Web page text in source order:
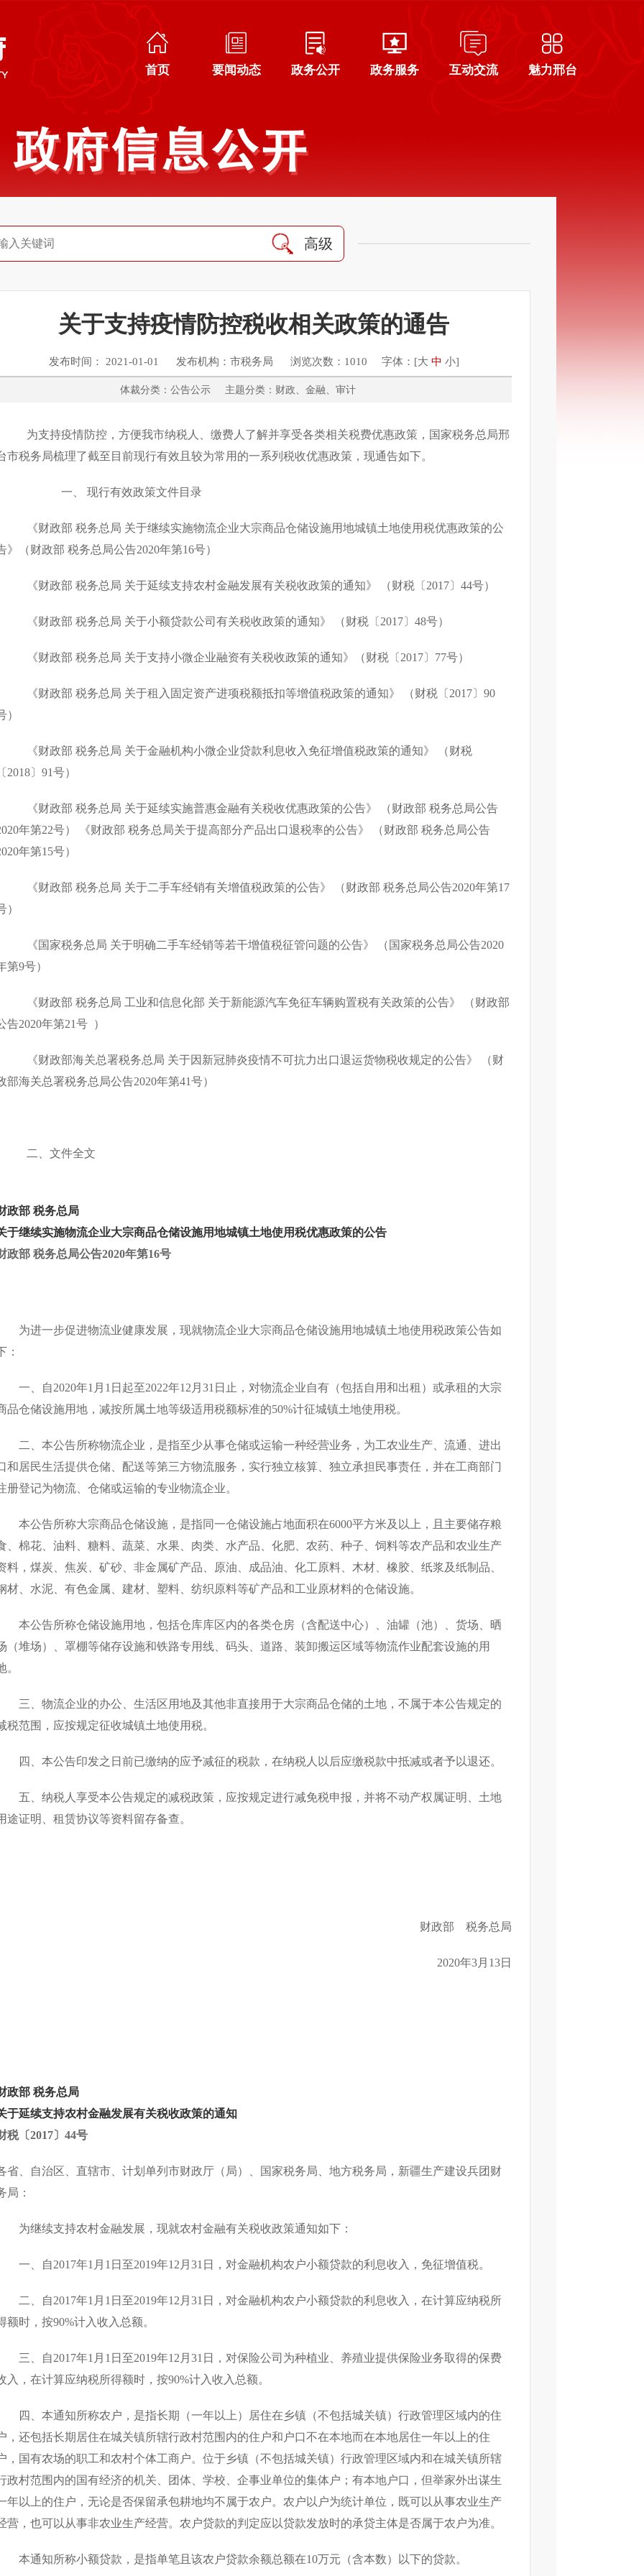
首页 要闻动态 政务公开 政务服务 互动交流 魅力邢台
高级
关于支持疫情防控税收相关政策的通告
发布时间： 2021-01-01 发布机构：市税务局 浏览次数：1010 字体：[大 中 小]
体裁分类：公告公示 主题分类：财政、金融、审计
为支持疫情防控，方便我市纳税人、缴费人了解并享受各类相关税费优惠政策，国家税务总局邢
市税务局梳理了截至目前现行有效且较为常用的一系列税收优惠政策，现通告如下。
一、 现行有效政策文件目录
《财政部 税务总局 关于继续实施物流企业大宗商品仓储设施用地城镇土地使用税优惠政策的公
》（财政部 税务总局公告2020年第16号）
《财政部 税务总局 关于延续支持农村金融发展有关税收政策的通知》 （财税〔 2017〕 44号）
《财政部 税务总局 关于小额贷款公司有关税收政策的通知》 （财税〔 2017〕 48号）
《财政部 税务总局 关于支持小微企业融资有关税收政策的通知》（财税〔 2017〕 77号）
《财政部 税务总局 关于租入固定资产进项税额抵扣等增值税政策的通知》 （财税〔 2017〕 90
）
《财政部 税务总局 关于金融机构小微企业贷款利息收入免征增值税政策的通知》 （财税
2018〕 91号）
《财政部 税务总局 关于延续实施普惠金融有关税收优惠政策的公告》 （财政部 税务总局公告
年第22号）
《财政部 税务总局关于提高部分产品出口退税率的公告》 （财政部 税务总局公告
年第15号）
《财政部 税务总局 关于二手车经销有关增值税政策的公告》 （财政部 税务总局公告2020年第17
）
《国家税务总局 关于明确二手车经销等若干增值税征管问题的公告》 （国家税务总局公告2020
第9号）
《财政部 税务总局 工业和信息化部 关于新能源汽车免征车辆购置税有关政策的公告》 （财政部
告2020年第21号 ）
《财政部海关总署税务总局 关于因新冠肺炎疫情不可抗力出口退运货物税收规定的公告》 （财
部海关总署税务总局公告2020年第41号）
二、文件全文
政部 税务总局
于继续实施物流企业大宗商品仓储设施用地城镇土地使用税优惠政策的公告
政部 税务总局公告2020年第16号
为进一步促进物流业健康发展，现就物流企业大宗商品仓储设施用地城镇土地使用税政策公告如
：
一、自2020年1 月 1 日起至2022年12 月 31 日止，对物流企业自有（包括自用和出租）或承租的大宗
品仓储设施用地，减按所属土地等级适用税额标准的50%计征城镇土地使用税。
二、本公告所称物流企业，是指至少从事仓储或运输一种经营业务，为工农业生产、流通、进出
和居民生活提供仓储、配送等第三方物流服务，实行独立核算、独立承担民事责任，并在工商部门
册登记为物流、仓储或运输的专业物流企业。
本公告所称大宗商品仓储设施，是指同一仓储设施占地面积在6000平方米及以上，且主要储存粮
、棉花、油料、糖料、蔬菜、水果、肉类、水产品、化肥、农药、种子、饲料等农产品和农业生产
料，煤炭、焦炭、矿砂、非金属矿产品、原油、成品油、化工原料、木材、橡胶、纸浆及纸制品、
材、水泥、有色金属、建材、塑料、纺织原料等矿产品和工业原材料的仓储设施。
本公告所称仓储设施用地，包括仓库库区内的各类仓房（含配送中心）、油罐（池）、货场、晒
（堆场）、罩棚等储存设施和铁路专用线、码头、道路、装卸搬运区域等物流作业配套设施的用
。
三、物流企业的办公、生活区用地及其他非直接用于大宗商品仓储的土地，不属于本公告规定的
税范围，应按规定征收城镇土地使用税。
四、本公告印发之日前已缴纳的应予减征的税款，在纳税人以后应缴税款中抵减或者予以退还。
五、纳税人享受本公告规定的减税政策，应按规定进行减免税申报，并将不动产权属证明、土地
途证明、租赁协议等资料留存备查。
财政部 税务总局
2020年3月 13日
政部 税务总局
于延续支持农村金融发展有关税收政策的通知
税〔2017〕44号
省、自治区、直辖市、计划单列市财政厅（局）、国家税务局、地方税务局，新疆生产建设兵团财
局：
继续支持农村金融发展，现就农村金融有关税收政策通知如下：
、自2017年1 月 1 日至2019年12 月 31 日，对金融机构农户小额贷款的利息收入，免征增值税。
、自2017年1 月 1 日至2019年12 月 31 日，对金融机构农户小额贷款的利息收入，在计算应纳税所
额时，按90%计入收入总额。
、自2017年1 月 1 日至2019年12 月 31 日，对保险公司为种植业、养殖业提供保险业务取得的保费
入，在计算应纳税所得额时，按90%计入收入总额。
、本通知所称农户，是指长期（一年以上）居住在乡镇（不包括城关镇）行政管理区域内的住
，还包括长期居住在城关镇所辖行政村范围内的住户和户口不在本地而在本地居住一年以上的住
，国有农场的职工和农村个体工商户。位于乡镇（不包括城关镇）行政管理区域内和在城关镇所辖
政村范围内的国有经济的机关、团体、学校、企事业单位的集体户；有本地户口，但举家外出谋生
年以上的住户，无论是否保留承包耕地均不属于农户。农户以户为统计单位，既可以从事农业生产
营，也可以从事非农业生产经营。农户贷款的判定应以贷款发放时的承贷主体是否属于农户为准。
通知所称小额贷款，是指单笔且该农户贷款余额总额在10万元（含本数）以下的贷款。